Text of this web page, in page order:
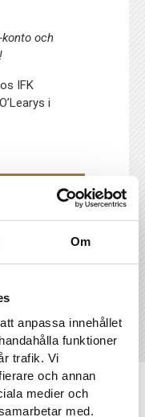
Om
anpassa innehållet
funktioner
trafik. Vi
och annan
medier och
med.
och
IFK
i